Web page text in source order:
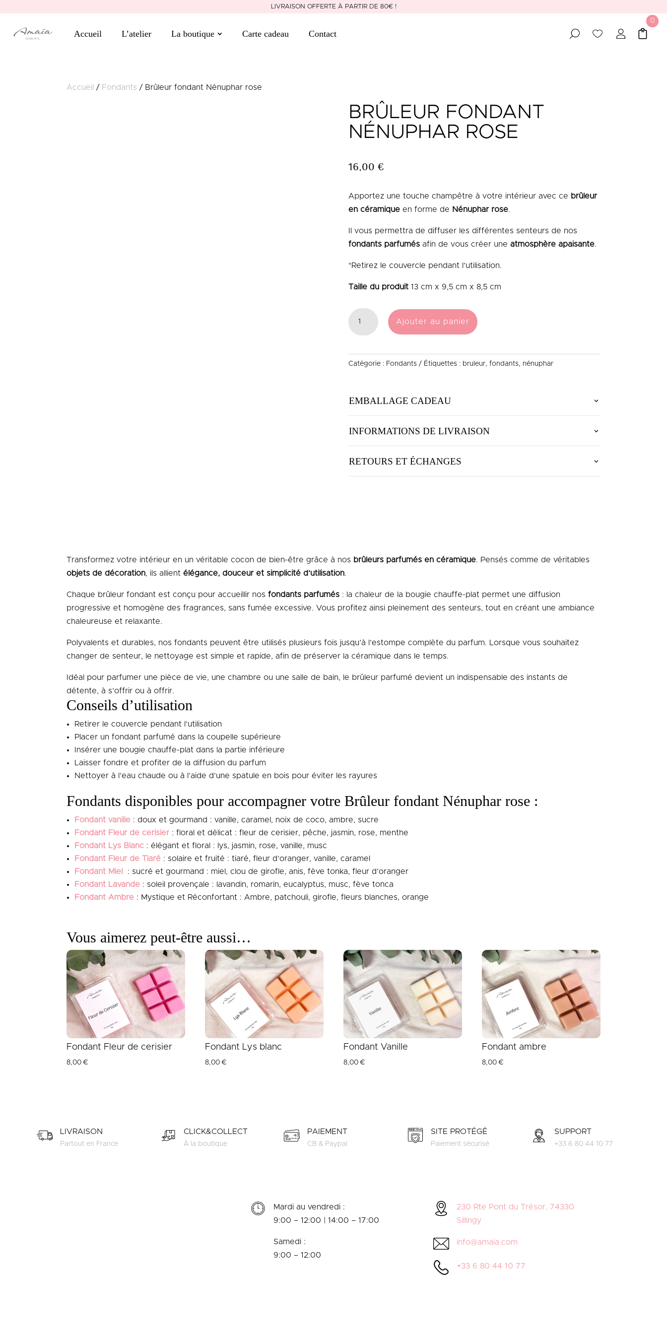
LIVRAISON OFFERTE À PARTIR DE 80€ !
Accueil L’atelier La boutique Carte cadeau Contact
0
Accueil / Fondants / Brûleur fondant Nénuphar rose
BRÛLEUR FONDANT
NÉNUPHAR ROSE
16,00 €
Apportez une touche champêtre à votre intérieur avec ce brûleur
en céramiqueen forme de Nénuphar rose.
Il vous permettra de diffuser les différentes senteurs de nos
fondants parfumésafin de vous créer une atmosphère apaisante.
*Retirez le couvercle pendant l’utilisation.
Taille du produit 13 cm x 9,5 cm x 8,5 cm
QUANTITÉ
DE
FONDANT
NÉNUPHAR
Ajouter au panier
Catégorie : Fondants Étiquettes : bruleur, fondants, nénuphar
EMBALLAGE CADEAU
INFORMATIONS DE LIVRAISON
RETOURS ET ÉCHANGES
Transformez votre intérieur en un véritable cocon de bien-être grâce à nos brûleurs parfumés en céramique. Pensés comme de véritables
objets de décoration, ils allientélégance, douceur et simplicité d’utilisation.
Chaque brûleur fondant est conçu pour accueillir nosfondants parfumés : la chaleur de la bougie chauffe-plat permet une diffusion
progressive et homogène des fragrances, sans fumée excessive. Vous profitez ainsi pleinement des senteurs, tout en créant une ambiance
chaleureuse et relaxante.
Polyvalents et durables, nos fondants peuvent être utilisés plusieurs fois jusqu’à l’estompe complète du parfum. Lorsque vous souhaitez
changer de senteur, le nettoyage est simple et rapide, afin de préserver la céramique dans le temps.
Idéal pour parfumer une pièce de vie, une chambre ou une salle de bain, le brûleur parfumé devient un indispensable des instants de
détente, à s’offrir ou à offrir.
Conseils d’utilisation
Retirer le couvercle pendant l’utilisation
Placer un fondant parfumé dans la coupelle supérieure
Insérer une bougie chauffe-plat dans la partie inférieure
Laisser fondre et profiter de la diffusion du parfum
Nettoyer à l’eau chaude ou à l’aide d’une spatule en bois pour éviter les rayures
Fondants disponibles pour accompagner votre Brûleur fondant Nénuphar rose :
Fondant vanille : doux et gourmand : vanille, caramel, noix de coco, ambre, sucre
Fondant Fleur de cerisier : floral et délicat : fleur de cerisier, pêche, jasmin, rose, menthe
Fondant Lys Blanc : élégant et floral : lys, jasmin, rose, vanille, musc
Fondant Fleur de Tiaré : solaire et fruité : tiaré, fleur d’oranger, vanille, caramel
Fondant Miel
: sucré et gourmand : miel, clou de girofle, anis, fève tonka, fleur d’oranger
Fondant Lavande : soleil provençale : lavandin, romarin, eucalyptus, musc, fève tonca
Fondant Ambre : Mystique et Réconfortant : Ambre, patchouli, girofle, fleurs blanches, orange
Vous aimerez peut-être aussi…
Fondant Fleur de cerisier
8,00€
Fondant Lys blanc
8,00€
Fondant Vanille
8,00€
Fondant ambre
8,00€
LIVRAISON
Partout en France
CLICK&COLLECT
À la boutique
PAIEMENT
CB & Paypal
SITE PROTÉGÉ
Paiement sécurisé
SUPPORT
+33 6 80 44 10 77
Mardi au vendredi :
9:00 – 12:00 | 14:00 – 17:00
Samedi :
9:00 – 12:00
230 Rte Pont du Trésor, 74330
Sillingy
info@amaïa.com
+33 6 80 44 10 77